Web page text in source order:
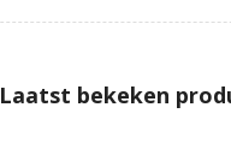
Laatst bekeken